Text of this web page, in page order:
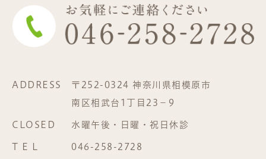
ADDRESS
〒252-0324 神奈川県相模原市
南区相武台1丁目23−9
CLOSED 水曜午後・日曜・祝日休診
T E L 046-258-2728